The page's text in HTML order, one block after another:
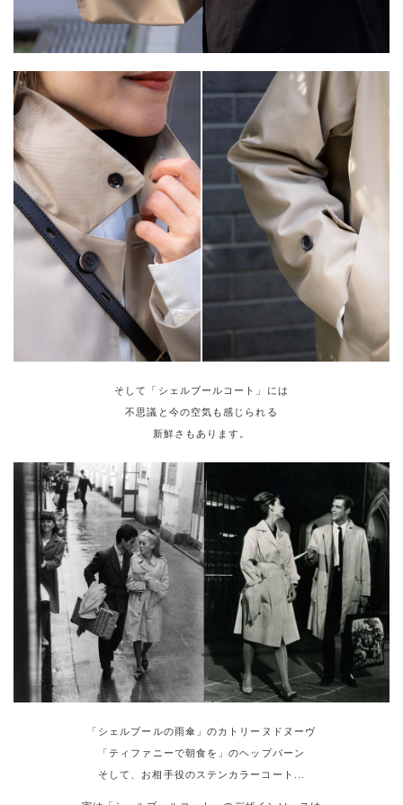
そして「シェルブールコート」には
不思議と今の空気も感じられる
新鮮さもあります。
「シェルブールの雨傘」のカトリーヌドヌーヴ
「ティファニーで朝食を」のヘップバーン
そして、お相手役のステンカラーコート...